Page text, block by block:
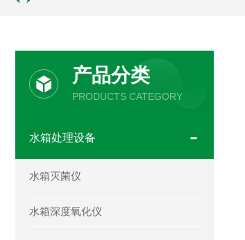
产品分类
PRODUCTS CATEGORY
水箱处理设备
水箱灭菌仪
水箱深度氧化仪